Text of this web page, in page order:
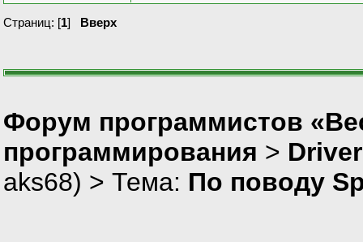
Страниц: [1] Вверх
Форум программистов
программирования >
aks68) > Тема: По поводу